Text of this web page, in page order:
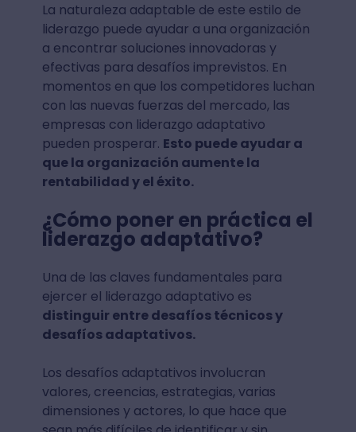
La naturaleza adaptable de este estilo de
liderazgo puede ayudar a una organización
a encontrar soluciones innovadoras y
efectivas para desafíos imprevistos. En
momentos en que los competidores luchan
con las nuevas fuerzas del mercado, las
empresas con liderazgo adaptativo
pueden prosperar. Esto puede ayudar a
que la organización aumente la
rentabilidad y el éxito.
¿Cómo poner en práctica el
liderazgo adaptativo?
Una de las claves fundamentales para
ejercer el liderazgo adaptativo es
distinguir entre desafíos técnicos y
desafíos adaptativos.
Los desafíos adaptativos involucran
valores, creencias, estrategias, varias
dimensiones y actores, lo que hace que